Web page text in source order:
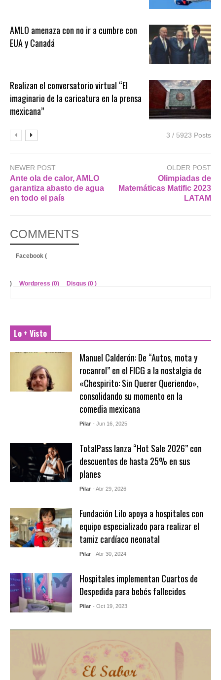
AMLO amenaza con no ir a cumbre con
EUA y Canadá
Realizan el conversatorio virtual “El
imaginario de la caricatura en la prensa
mexicana”
3 / 5923 Posts
NEWER POST
Ante ola de calor, AMLO
garantiza abasto de agua
en todo el país
OLDER POST
Olimpiadas de
Matemáticas Matific 2023
LATAM
COMMENTS
Facebook (
) Wordpress (0) Disqus (0 )
Lo + Visto
Manuel Calderón: De “Autos, mota y
rocanrol” en el FICG a la nostalgia de
«Chespirito: Sin Querer Queriendo»,
consolidando su momento en la
comedia mexicana
Pilar - Jun 16, 2025
TotalPass lanza “Hot Sale 2026” con
descuentos de hasta 25% en sus
planes
Pilar - Abr 29, 2026
Fundación Lilo apoya a hospitales con
equipo especializado para realizar el
tamiz cardíaco neonatal
Pilar - Abr 30, 2024
Hospitales implementan Cuartos de
Despedida para bebés fallecidos
Pilar - Oct 19, 2023